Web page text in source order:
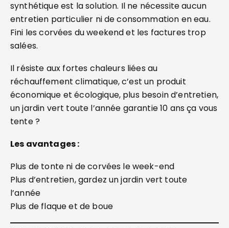
synthétique est la solution. Il ne nécessite aucun
entretien particulier ni de consommation en eau.
Fini les corvées du weekend et les factures trop
salées.
Il résiste aux fortes chaleurs liées au
réchauffement climatique, c’est un produit
économique et écologique, plus besoin d’entretien,
un jardin vert toute l’année garantie 10 ans ça vous
tente ?
Les avantages :
Plus de tonte ni de corvées le week-end
Plus d’entretien, gardez un jardin vert toute
l’année
Plus de flaque et de boue